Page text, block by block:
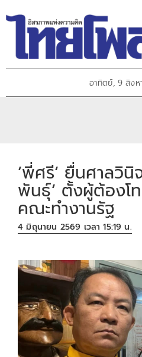
อาทิตย์, 9 สิง
’พี่ศรี‘ ยื่นศาลวินิ
พันธุ์’ ตั้งผู้ต้องโ
คณะทำงานรัฐ
4 มิถุนายน 2569 เวลา 15:19 น.